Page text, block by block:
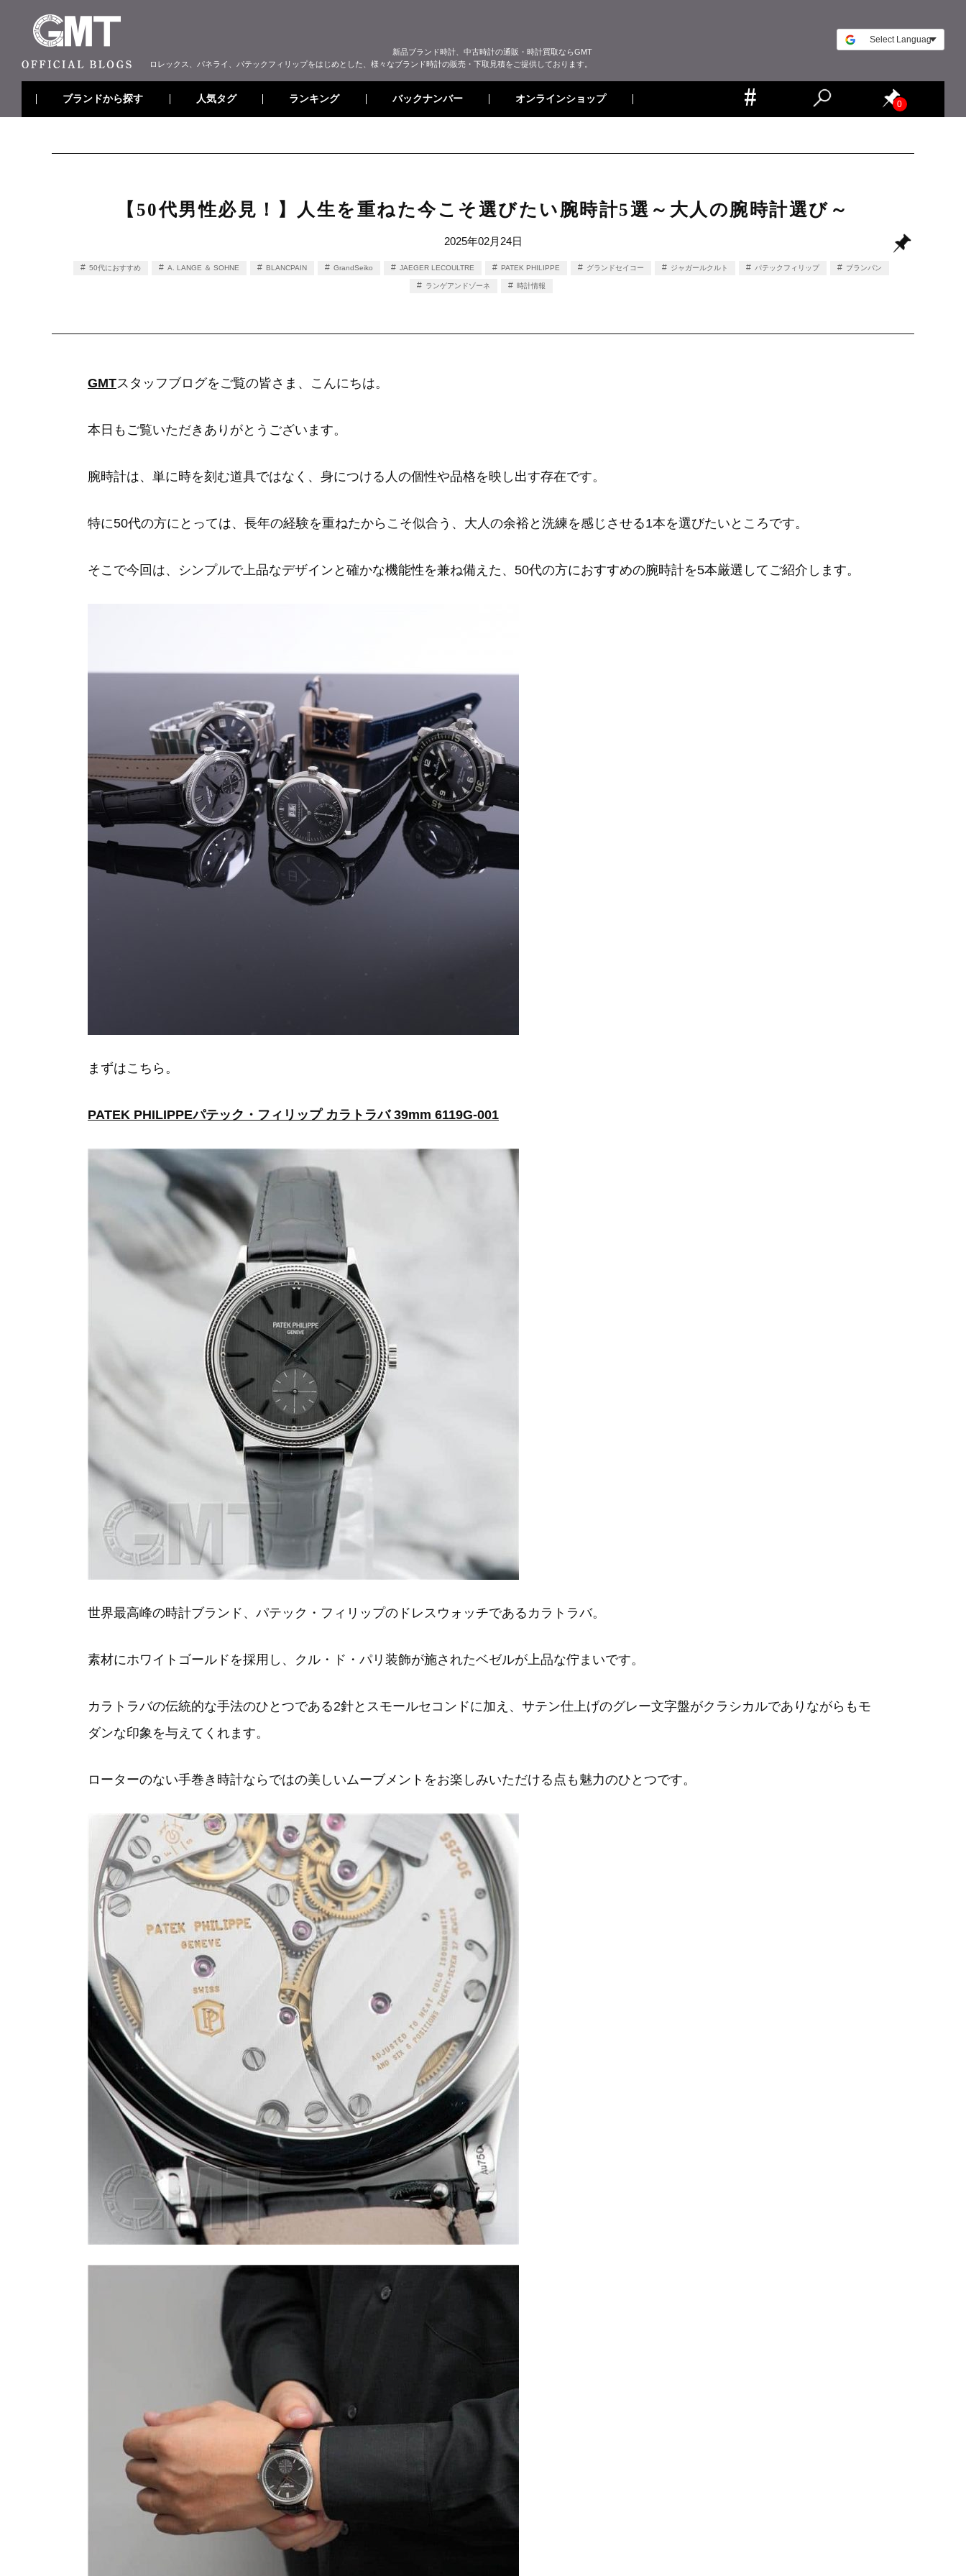
新品ブランド時計、中古時計の通販・時計買取ならGMT
ロレックス、パネライ、パテックフィリップをはじめとした、様々なブランド時計の販売・下取見積をご提供しております。
ブランドから探す 人気タグ ランキング バックナンバー オンラインショップ 0
【50代男性必見！】人生を重ねた今こそ選びたい腕時計5選～大人の腕時計選び～
2025年02月24日
50代におすすめ A. LANGE ＆ SOHNE BLANCPAIN GrandSeiko JAEGER LECOULTRE PATEK PHILIPPE グランドセイコー ジャガールクルト パテックフィリップ ブランパン
ランゲアンドゾーネ 時計情報
GMTスタッフブログをご覧の皆さま、こんにちは。
本日もご覧いただきありがとうございます。
腕時計は、単に時を刻む道具ではなく、身につける人の個性や品格を映し出す存在です。
特に50代の方にとっては、長年の経験を重ねたからこそ似合う、大人の余裕と洗練を感じさせる1本を選びたいところです。
そこで今回は、シンプルで上品なデザインと確かな機能性を兼ね備えた、50代の方におすすめの腕時計を5本厳選してご紹介します。
まずはこちら。
PATEK PHILIPPEパテック・フィリップ カラトラバ 39mm 6119G-001
世界最高峰の時計ブランド、パテック・フィリップのドレスウォッチであるカラトラバ。
素材にホワイトゴールドを採用し、クル・ド・パリ装飾が施されたベゼルが上品な佇まいです。
カラトラバの伝統的な手法のひとつである2針とスモールセコンドに加え、サテン仕上げのグレー文字盤がクラシカルでありながらもモ
ダンな印象を与えてくれます。
ローターのない手巻き時計ならではの美しいムーブメントをお楽しみいただける点も魅力のひとつです。